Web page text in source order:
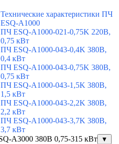
Технические характеристики ПЧ
ESQ-A1000
ПЧ ESQ-A1000-021-0,75K 220В,
0,75 кВт
ПЧ ESQ-A1000-043-0,4K 380В,
0,4 кВт
ПЧ ESQ-A1000-043-0,75K 380В,
0,75 кВт
ПЧ ESQ-A1000-043-1,5K 380В,
1,5 кВт
ПЧ ESQ-A1000-043-2,2K 380В,
2,2 кВт
ПЧ ESQ-A1000-043-3,7K 380В,
3,7 кВт
A3000 380В 0,75-315 кВт
▼